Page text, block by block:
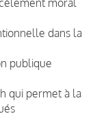
dans la
publique
qui permet à la